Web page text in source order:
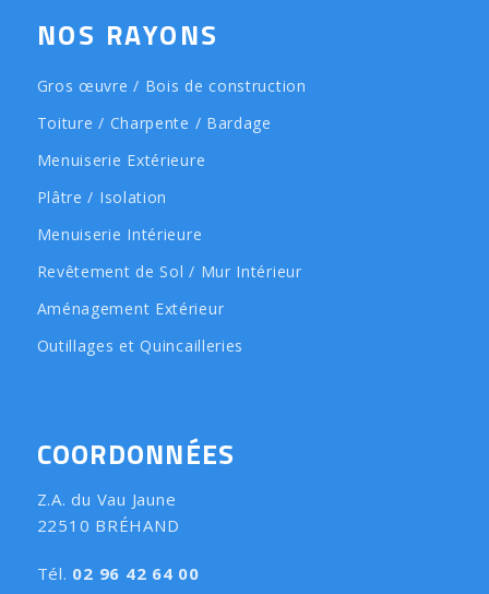
NOS RAYONS
Gros œuvre / Bois de construction
Toiture / Charpente / Bardage
Menuiserie Extérieure
Plâtre / Isolation
Menuiserie Intérieure
Revêtement de Sol / Mur Intérieur
Aménagement Extérieur
Outillages et Quincailleries
COORDONNÉES
Z.A. du Vau Jaune
22510 BRÉHAND
Tél. 02 96 42 64 00